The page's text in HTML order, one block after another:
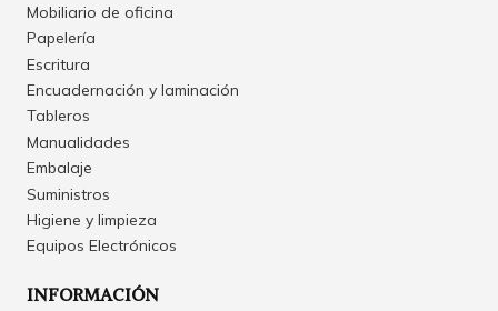
Mobiliario de oficina
Papelería
Escritura
Encuadernación y laminación
Tableros
Manualidades
Embalaje
Suministros
Higiene y limpieza
Equipos Electrónicos
INFORMACIÓN